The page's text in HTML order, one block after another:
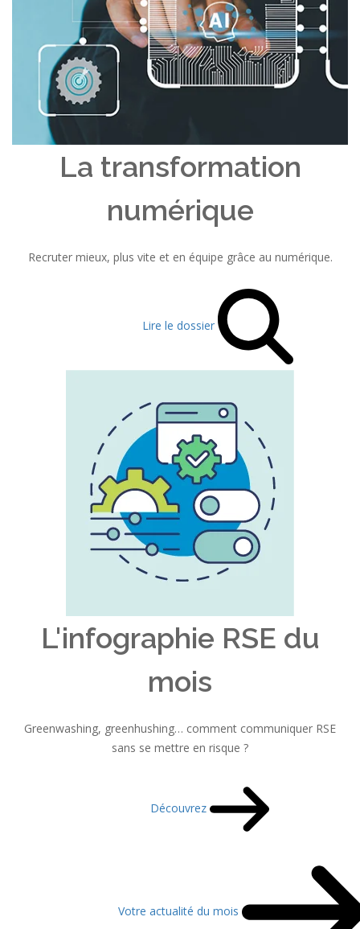
La transformation
numérique
Recruter mieux, plus vite et en équipe grâce au numérique.
Lire le dossier
L'infographie RSE du
mois
Greenwashing, greenhushing… comment communiquer RSE
sans se mettre en risque ?
Découvrez
Votre actualité du mois